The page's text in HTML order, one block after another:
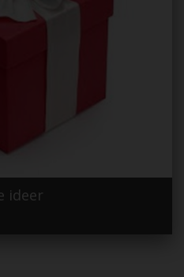
ideer